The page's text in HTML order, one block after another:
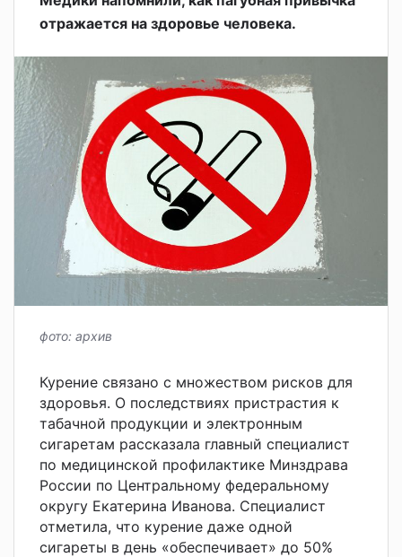
отражается на здоровье человека.
фото: архив
Курение связано с множеством рисков для
здоровья. О последствиях пристрастия к
табачной продукции и электронным
сигаретам рассказала главный специалист
по медицинской профилактике Минздрава
России по Центральному федеральному
округу Екатерина Иванова. Специалист
отметила, что курение даже одной
сигареты в день «обеспечивает» до 50%